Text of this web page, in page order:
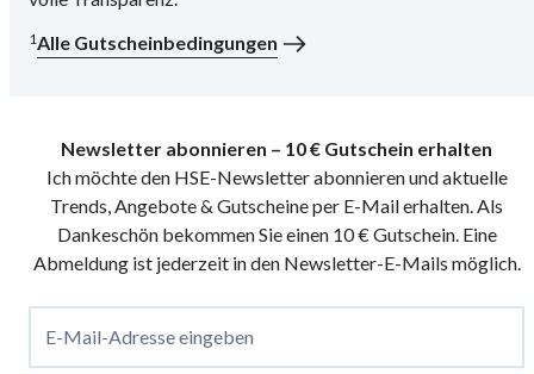
1Alle Gutscheinbedingungen
Newsletter abonnieren – 10 € Gutschein erhalten
Ich möchte den HSE-Newsletter abonnieren und aktuelle
Trends, Angebote & Gutscheine per E-Mail erhalten. Als
Dankeschön bekommen Sie einen 10 € Gutschein. Eine
Abmeldung ist jederzeit in den Newsletter-E-Mails möglich.
E-Mail-Adresse eingeben